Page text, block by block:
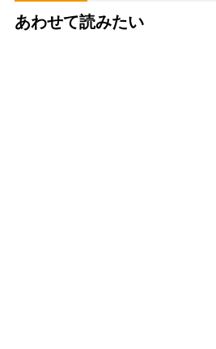
あわせて読みたい